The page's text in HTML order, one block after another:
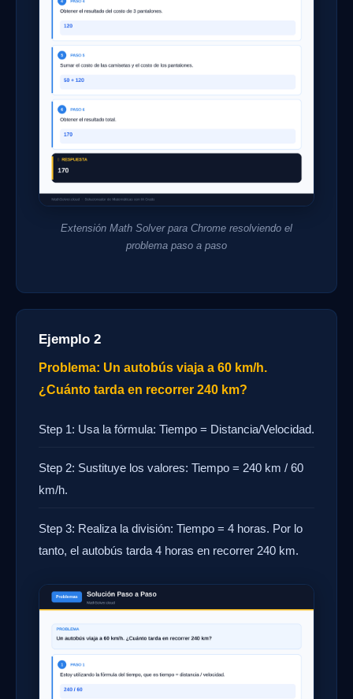
Extensión Math Solver para Chrome resolviendo el
problema paso a paso
Ejemplo 2
Problema: Un autobús viaja a 60 km/h.
¿Cuánto tarda en recorrer 240 km?
Step 1: Usa la fórmula: Tiempo = Distancia/Velocidad.
Step 2: Sustituye los valores: Tiempo = 240 km / 60
km/h.
Step 3: Realiza la división: Tiempo = 4 horas. Por lo
tanto, el autobús tarda 4 horas en recorrer 240 km.